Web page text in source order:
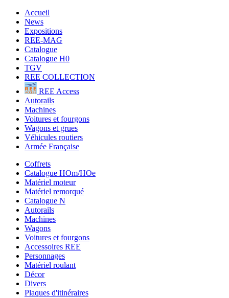
Accueil
News
Expositions
REE-MAG
Catalogue
Catalogue H0
TGV
REE COLLECTION
REE Access
Autorails
Machines
Voitures et fourgons
Wagons et grues
Véhicules routiers
Armée Française
Coffrets
Catalogue HOm/HOe
Matériel moteur
Matériel remorqué
Catalogue N
Autorails
Machines
Wagons
Voitures et fourgons
Accessoires REE
Personnages
Matériel roulant
Décor
Divers
Plaques d'itinéraires